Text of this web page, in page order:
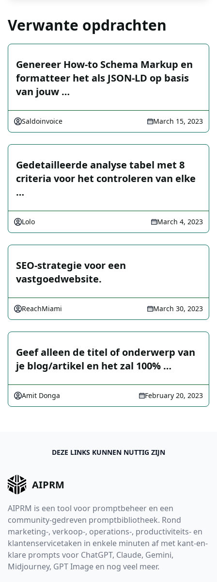
Verwante opdrachten
Genereer How-to Schema Markup en
formatteer het als JSON-LD op basis
van jouw …
Saldoinvoice March 15, 2023
Gedetailleerde analyse tabel met 8
criteria voor het controleren van elke
…
Lolo March 4, 2023
SEO-strategie voor een
vastgoedwebsite.
ReachMiami March 30, 2023
Geef alleen de titel of onderwerp van
je blog/artikel en het zal 100% …
Amit Donga February 20, 2023
DEZE LINKS KUNNEN NUTTIG ZIJN
AIPRM
AIPRM is een tool voor promptbeheer en een
community-gedreven promptbibliotheek. Rond
marketing-, verkoop-, operations-, productiviteits- en
klantenservicetaken in enkele minuten af met kant-en-
klare prompts voor ChatGPT, Claude, Gemini,
Midjourney, GPT Image en nog veel meer.